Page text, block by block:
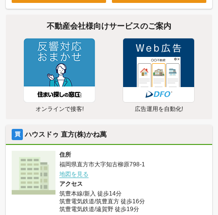
不動産会社様向けサービスのご案内
オンラインで接客! 広告運用を自動化!
買 ハウスドゥ 直方(株)かね萬
住所
福岡県直方市大字知古柳原798-1
地図を見る
アクセス
筑豊本線/新入 徒歩14分
筑豊電気鉄道/筑豊直方 徒歩16分
筑豊電気鉄道/遠賀野 徒歩19分